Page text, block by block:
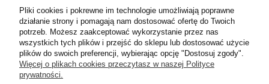
W przypadku wątpliwości, jaki pochłaniacz wybrać, prosimy o
kontakt. Nasi konsultanci pomogą Państwu w doborze właściwej
ochrony.
Pomoc
Pliki cookies i pokrewne im technologie umożliwiają poprawne
działanie strony i pomagają nam dostosować ofertę do Twoich
potrzeb. Możesz zaakceptować wykorzystanie przez nas
wszystkich tych plików i przejść do sklepu lub dostosować użycie
plików do swoich preferencji, wybierając opcję "Dostosuj zgody".
Więcej o plikach cookies przeczytasz w naszej Polityce
prywatności.